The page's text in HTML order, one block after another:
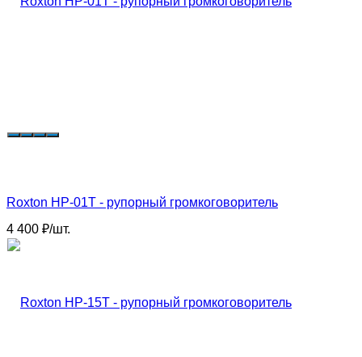
Roxton HP-01T - рупорный громкоговоритель
4 400 ₽/шт.